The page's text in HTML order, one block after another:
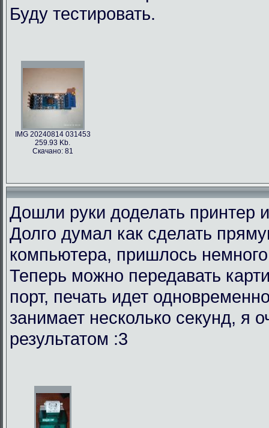
Буду тестировать.
IMG 20240814 031453
259.93 Kb.
Скачано: 81
Дошли руки доделать принтер
Долго думал как сделать
компьютера, пришлось немного
Теперь можно передавать
порт, печать идет
занимает несколько секунд, я
результатом :3